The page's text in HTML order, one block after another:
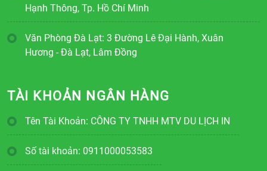
Hạnh Thông, Tp. Hồ Chí Minh
Văn Phòng Đà Lạt: 3 Đường Lê Đại Hành, Xuân
Hương - Đà Lạt, Lâm Đồng
TÀI KHOẢN NGÂN HÀNG
Tên Tài Khoản: CÔNG TY TNHH MTV DU LỊCH IN
Số tài khoản: 0911000053583